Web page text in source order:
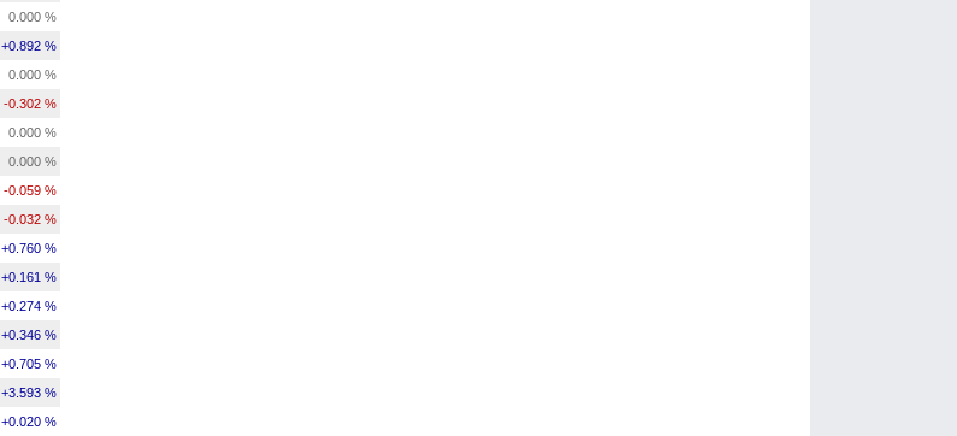
0.000 %
+0.892 %
0.000 %
-0.302 %
0.000 %
0.000 %
-0.059 %
-0.032 %
+0.760 %
+0.161 %
+0.274 %
+0.346 %
+0.705 %
+3.593 %
+0.020 %